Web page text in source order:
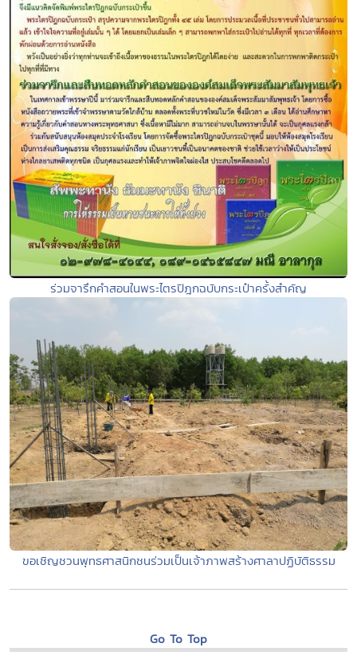
ร่วมจารึกคำสอนในพระไตรปิฎกฉบับกระเป๋าครั้งสำคัญ
ขอเชิญชวนพุทธศาสนิกชนร่วมเป็นเจ้าภาพสร้างศาลาปฏิบัติธรรม
Go To Top